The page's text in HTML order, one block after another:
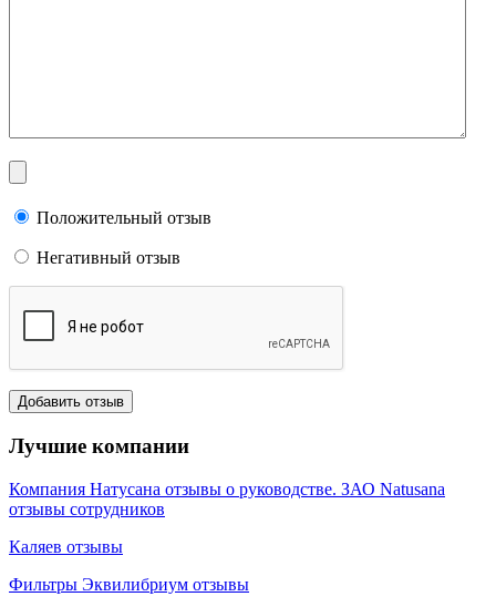
Положительный отзыв
Негативный отзыв
Лучшие компании
Компания Натусана отзывы о руководстве. ЗАО Natusana
отзывы сотрудников
Каляев отзывы
Фильтры Эквилибриум отзывы